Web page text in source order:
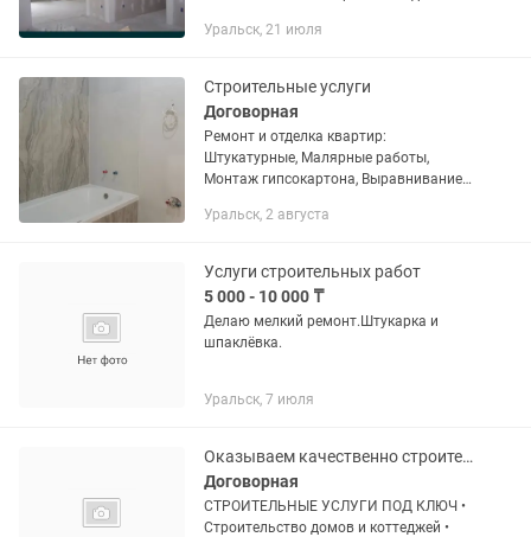
Наливные полы Заливка и стяжка пола
Уральск, 21 июля
Строительные услуги
Договорная
Ремонт и отделка квартир:
Штукатурные, Малярные работы,
Монтаж гипсокартона, Выравнивание
покраска, установка межкомнатных
Уральск, 2 августа
Услуги строительных работ
5 000 - 10 000 ₸
Делаю мелкий ремонт.Штукарка и
шпаклёвка.
Уральск, 7 июля
Оказываем качественно строительные услуги
Договорная
СТРОИТЕЛЬНЫЕ УСЛУГИ ПОД КЛЮЧ •
Строительство домов и коттеджей •